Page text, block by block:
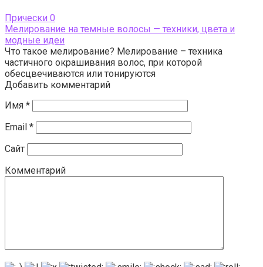
Прически 0
Мелирование на темные волосы — техники, цвета и
модные идеи
Что такое мелирование? Мелирование – техника
частичного окрашивания волос, при которой
обесцвечиваются или тонируются
Добавить комментарий
Имя *
Email *
Сайт
Комментарий